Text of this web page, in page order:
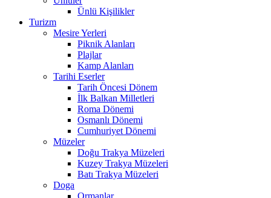
Ünlü Kişilikler
Turizm
Mesire Yerleri
Piknik Alanları
Plajlar
Kamp Alanları
Tarihi Eserler
Tarih Öncesi Dönem
İlk Balkan Milletleri
Roma Dönemi
Osmanlı Dönemi
Cumhuriyet Dönemi
Müzeler
Doğu Trakya Müzeleri
Kuzey Trakya Müzeleri
Batı Trakya Müzeleri
Doga
Ormanlar